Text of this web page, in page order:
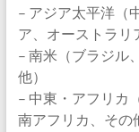
– アジア太平洋（
ア、オーストラリ
– 南米（ブラジル
他）
– 中東・アフリカ
南アフリカ、その